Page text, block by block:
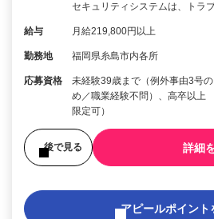
セキュリティシステムは、トラ
給与 月給219,800円以上
勤務地 福岡県糸島市内各所
応募資格
未経験39歳まで（例外事由3号
め／職業経験不問）、高卒以
限定可）
後で見る 詳細
アピールポイント